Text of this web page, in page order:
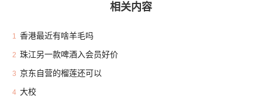
相关内容
1 香港最近有啥羊毛吗
2 珠江另一款啤酒入会员好价
3 京东自营的榴莲还可以
4 大校